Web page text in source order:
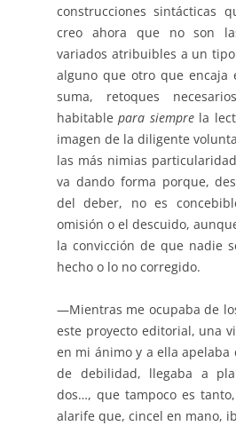
construcciones sintácticas
creo ahora que no son
variados atribuibles a un
alguno que otro que encaja
suma, retoques
habitablepara siemprela
imagen de la diligente
las más nimias
va dando forma porque,
del deber, no es
omisión o el descuido,
la convicción de que nadie
hecho o lo no corregido.
—Mientras me ocupaba de
este proyecto editorial, una
en mi ánimo y a ella apelaba
de debilidad, llegaba a
dos…, que tampoco es
alarife que, cincel en mano,